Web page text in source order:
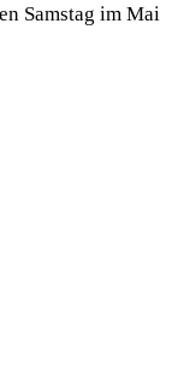
Samstag im Mai